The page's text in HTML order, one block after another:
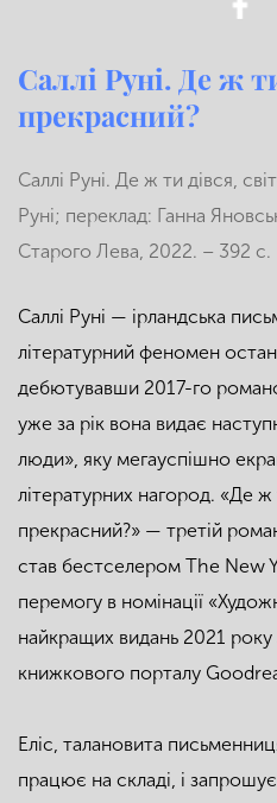
Саллі Руні. Де ж
прекрасний?
Саллі Руні. Де ж ти дівся,
Руні; переклад: Ганна
Старого Лева, 2022. – 392 с.
Саллі Руні — ірландська
літературний феномен
дебютувавши 2017-го
уже за рік вона видає
люди», яку мегауспішно
літературних нагород. «Де ж
прекрасний?» — третій
став бестселером The New
перемогу в номінації
найкращих видань 2021 року
книжкового порталу
Еліс, талановита
працює на складі, і